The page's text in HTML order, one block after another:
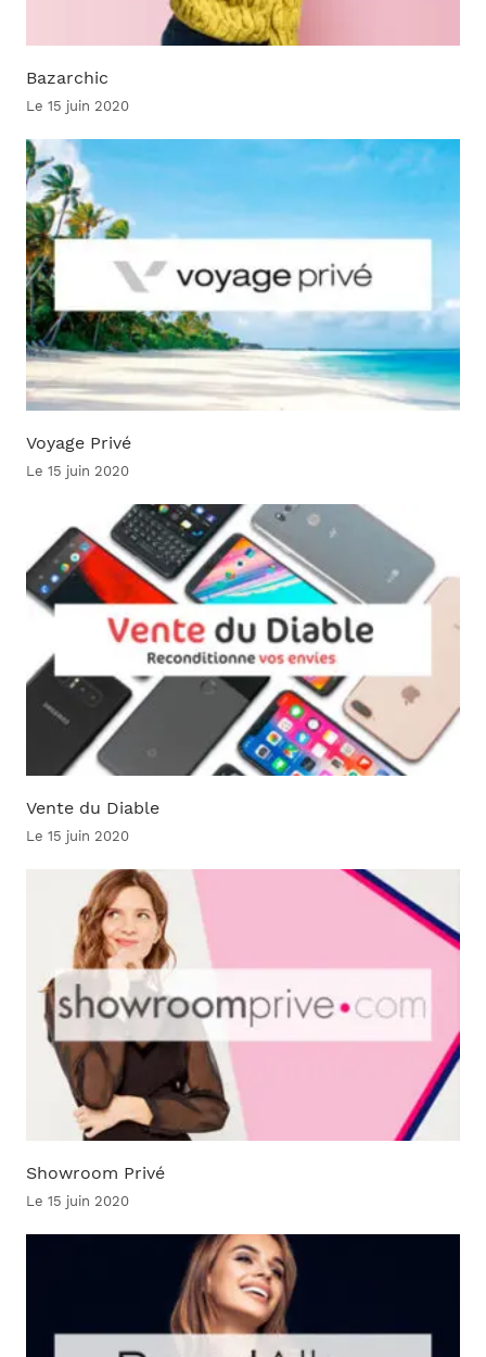
Bazarchic
Le 15 juin 2020
Voyage Privé
Le 15 juin 2020
Vente du Diable
Le 15 juin 2020
Showroom Privé
Le 15 juin 2020